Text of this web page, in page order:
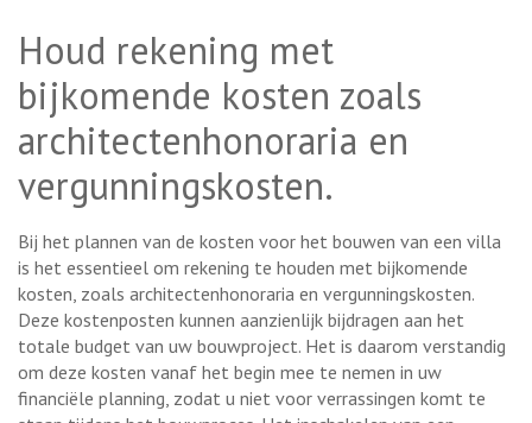
Houd rekening met
bijkomende kosten zoals
architectenhonoraria en
vergunningskosten.
Bij het plannen van de kosten voor het bouwen van een villa
is het essentieel om rekening te houden met bijkomende
kosten, zoals architectenhonoraria en vergunningskosten.
Deze kostenposten kunnen aanzienlijk bijdragen aan het
totale budget van uw bouwproject. Het is daarom verstandig
om deze kosten vanaf het begin mee te nemen in uw
financiële planning, zodat u niet voor verrassingen komt te